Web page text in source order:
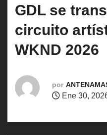
GDL se
circuito
WKND 2026
por
Ene 30,